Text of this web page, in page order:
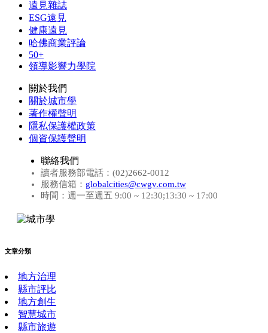
遠見雜誌
ESG遠見
健康遠見
哈佛商業評論
50+
領導影響力學院
關於我們
關於城市學
著作權聲明
隱私保護權政策
個資保護聲明
聯絡我們
讀者服務部電話：(02)2662-0012
服務信箱： globalcities@cwgv.com.tw
時間：週一至週五 9:00 ~ 12:30;13:30 ~ 17:00
文章分類
地方治理
縣市評比
地方創生
智慧城市
縣市旅遊